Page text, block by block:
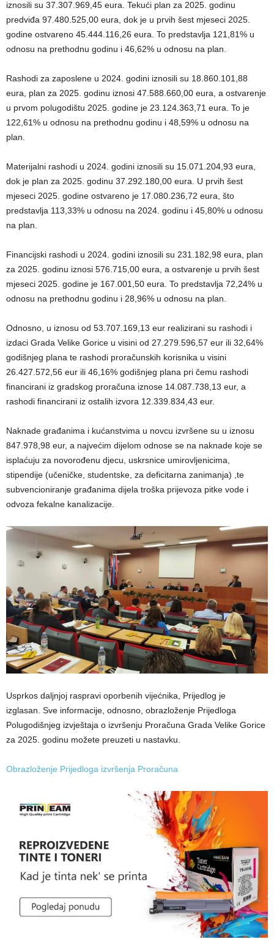
iznosili su 37.307.969,45 eura. Tekući plan za 2025. godinu
predviđa 97.480.525,00 eura, dok je u prvih šest mjeseci 2025.
godine ostvareno 45.444.116,26 eura. To predstavlja 121,81% u
odnosu na prethodnu godinu i 46,62% u odnosu na plan.
Rashodi za zaposlene u 2024. godini iznosili su 18.860.101,88
eura, plan za 2025. godinu iznosi 47.588.660,00 eura, a ostvarenje
u prvom polugodištu 2025. godine je 23.124.363,71 eura. To je
122,61% u odnosu na prethodnu godinu i 48,59% u odnosu na
plan.
Materijalni rashodi u 2024. godini iznosili su 15.071.204,93 eura,
dok je plan za 2025. godinu 37.292.180,00 eura. U prvih šest
mjeseci 2025. godine ostvareno je 17.080.236,72 eura, što
predstavlja 113,33% u odnosu na 2024. godinu i 45,80% u odnosu
na plan.
Financijski rashodi u 2024. godini iznosili su 231.182,98 eura, plan
za 2025. godinu iznosi 576.715,00 eura, a ostvarenje u prvih šest
mjeseci 2025. godine je 167.001,50 eura. To predstavlja 72,24% u
odnosu na prethodnu godinu i 28,96% u odnosu na plan.
Odnosno, u iznosu od 53.707.169,13 eur realizirani su rashodi i
izdaci Grada Velike Gorice u visini od 27.279.596,57 eur ili 32,64%
godišnjeg plana te rashodi proračunskih korisnika u visini
26.427.572,56 eur ili 46,16% godišnjeg plana pri čemu rashodi
financirani iz gradskog proračuna iznose 14.087.738,13 eur, a
rashodi financirani iz ostalih izvora 12.339.834,43 eur.
Naknade građanima i kućanstvima u novcu izvršene su u iznosu
847.978,98 eur, a najvećim dijelom odnose se na naknade koje se
isplaćuju za novorođenu djecu, uskrsnice umirovljenicima,
stipendije (učeničke, studentske, za deficitarna zanimanja) ,te
subvencioniranje građanima dijela troška prijevoza pitke vode i
odvoza fekalne kanalizacije.
Usprkos daljnjoj raspravi oporbenih vijećnika, Prijedlog je
izglasan. Sve informacije, odnosno, obrazloženje Prijedloga
Polugodišnjeg izvještaja o izvršenju Proračuna Grada Velike Gorice
za 2025. godinu možete preuzeti u nastavku.
Obrazloženje Prijedloga izvršenja Proračuna